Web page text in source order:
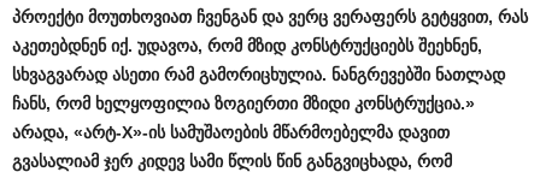
პროექტი მოუთხოვიათ ჩვენგან და ვერც ვერაფერს გეტყვით, რას
აკეთებდნენ იქ. უდავოა, რომ მზიდ კონსტრუქციებს შეეხნენ,
სხვაგვარად ასეთი რამ გამორიცხულია. ნანგრევებში ნათლად
ჩანს, რომ ხელყოფილია ზოგიერთი მზიდი კონსტრუქცია.»
არადა, «არტ-X»-ის სამუშაოების მწარმოებელმა დავით
გვასალიამ ჯერ კიდევ სამი წლის წინ განგვიცხადა, რომ